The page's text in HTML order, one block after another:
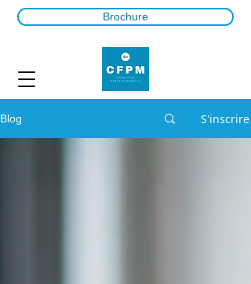
Brochure
Blog S'inscrire